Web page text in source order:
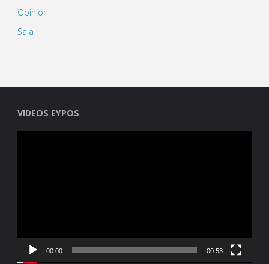
Opinión
Sala
VIDEOS EYPOS
00:00 00:53